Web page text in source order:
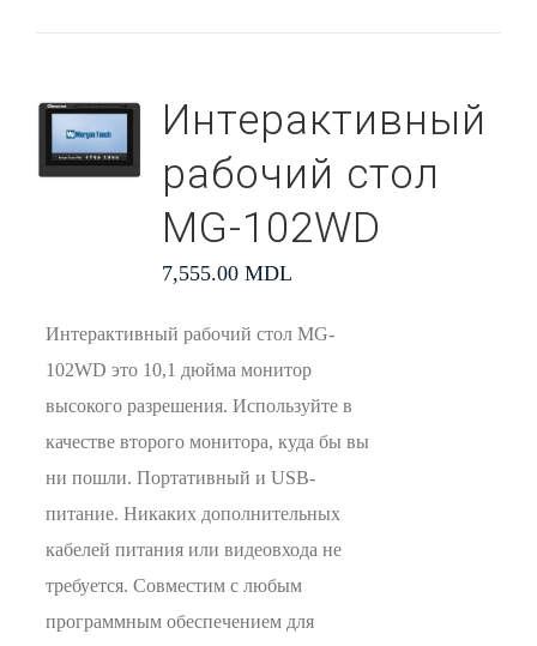
Интерактивный
рабочий стол
MG-102WD
7,555.00 MDL
Интерактивный рабочий стол MG-
102WD это 10,1 дюйма монитор
высокого разрешения. Используйте в
качестве второго монитора, куда бы вы
ни пошли. Портативный и USB-
питание. Никаких дополнительных
кабелей питания или видеовхода не
требуется. Совместим с любым
программным обеспечением для